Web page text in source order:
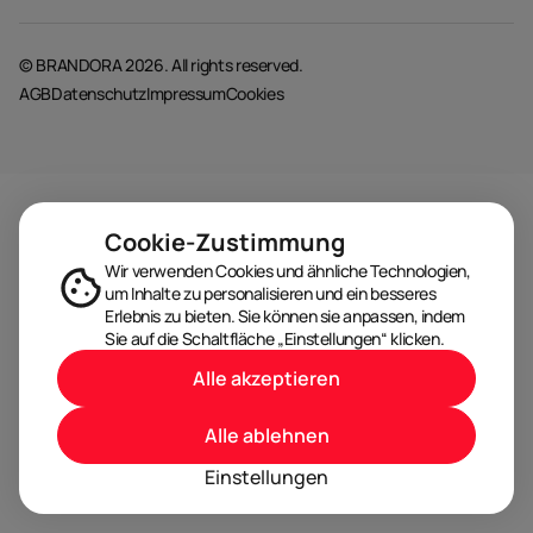
© BRANDORA 2026. All rights reserved.
AGBDatenschutzImpressumCookies
Cookie-Zustimmung
Wir verwenden Cookies und ähnliche Technologien,
um Inhalte zu personalisieren und ein besseres
Erlebnis zu bieten. Sie können sie anpassen, indem
Sie auf die Schaltfläche „Einstellungen“ klicken.
Einstellungen
Alle ablehnen
Alle akzeptieren